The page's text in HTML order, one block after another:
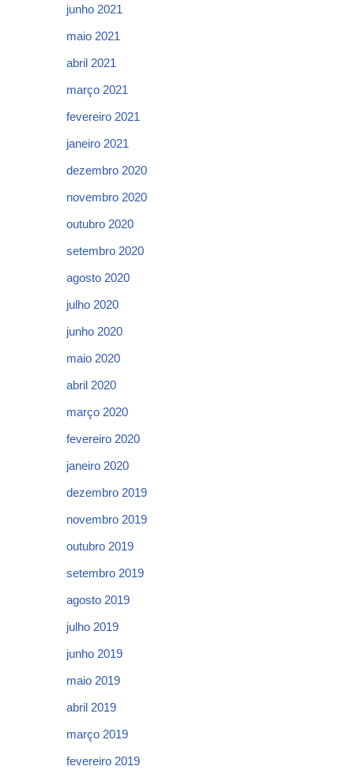
junho 2021
maio 2021
abril 2021
março 2021
fevereiro 2021
janeiro 2021
dezembro 2020
novembro 2020
outubro 2020
setembro 2020
agosto 2020
julho 2020
junho 2020
maio 2020
abril 2020
março 2020
fevereiro 2020
janeiro 2020
dezembro 2019
novembro 2019
outubro 2019
setembro 2019
agosto 2019
julho 2019
junho 2019
maio 2019
abril 2019
março 2019
fevereiro 2019